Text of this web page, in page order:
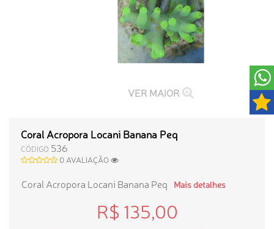
VER MAIOR
Coral Acropora Locani Banana Peq
CÓDIGO 536
0 AVALIAÇÃO
Coral Acropora Locani Banana Peq Mais detalhes
R$ 135,00